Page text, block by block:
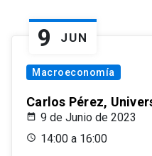
9 JUN
Macroeconomía
Carlos Pérez,
9 de Junio de 2023
14:00 a 16:00